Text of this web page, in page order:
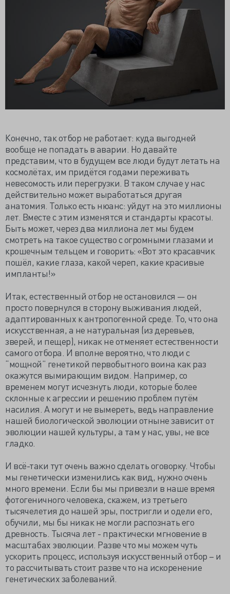
Конечно, так отбор не работает: куда выгодней
вообще не попадать в аварии. Но давайте
представим, что в будущем все люди будут летать на
космолётах, им придётся годами переживать
невесомость или перегрузки. В таком случае у нас
действительно может выработаться другая
анатомия. Только есть нюанс: уйдут на это миллионы
лет. Вместе с этим изменятся и стандарты красоты.
Быть может, через два миллиона лет мы будем
смотреть на такое существо с огромными глазами и
крошечным тельцем и говорить: «Вот это красавчик
пошёл, какие глаза, какой череп, какие красивые
импланты!»
Итак, естественный отбор не остановился — он
просто повернулся в сторону выживания людей,
адаптированных к антропогенной среде. То, что она
искусственная, а не натуральная (из деревьев,
зверей, и пещер), никак не отменяет естественности
самого отбора. И вполне вероятно, что люди с
“мощной” генетикой первобытного воина как раз
окажутся вымирающим видом. Например, со
временем могут исчезнуть люди, которые более
склонные к агрессии и решению проблем путём
насилия. А могут и не вымереть, ведь направление
нашей биологической эволюции отныне зависит от
эволюции нашей культуры, а там у нас, увы, не все
гладко.
И всё-таки тут очень важно сделать оговорку. Чтобы
мы генетически изменились как вид, нужно очень
много времени. Если бы мы привезли в наше время
фотогеничного человека, скажем, из третьего
тысячелетия до нашей эры, постригли и одели его,
обучили, мы бы никак не могли распознать его
древность. Тысяча лет - практически мгновение в
масштабах эволюции. Разве что мы можем чуть
ускорить процесс, используя искусственный отбор – и
то рассчитывать стоит разве что на искоренение
генетических заболеваний.